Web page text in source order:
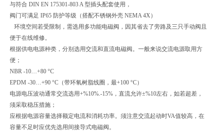
与符合 DIN EN 175301-803 A 型插头配套使用，
阀门可满足 IP65 防护等级（搭配不锈钢外壳 NEMA 4X）
环境空间若受限制，需选用多功能电磁阀，因其省去了旁路及三只手动阀且
便于在线维修。
根据供电电源种类，分别选用交流和直流电磁阀。一般来说交流电源取用方
便；
NBR -10…+80 °C
EPDM -30…+90 °C（带环氧树脂线圈，最+100 °C）
电源电压波动通常交流选用+%10%.-15%，直流允许±%10左右，如若超差，
须采取稳压措施；
应根据电源容量选择额定电流和消耗功率。须注意交流起动时VA值较高，在
容量不足时应优先选用间接导式电磁阀。